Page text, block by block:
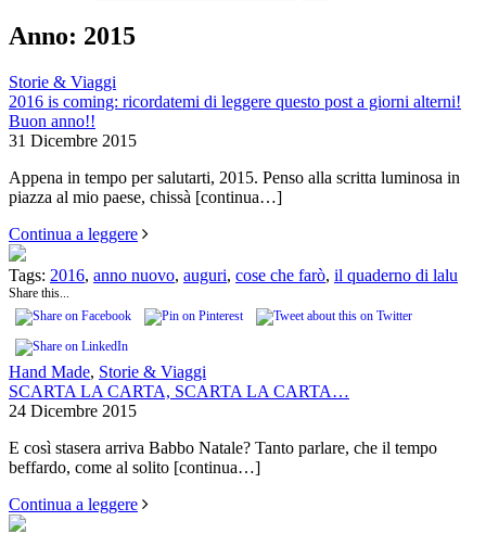
Anno: 2015
Storie & Viaggi
2016 is coming: ricordatemi di leggere questo post a giorni alterni!
Buon anno!!
31 Dicembre 2015
Appena in tempo per salutarti, 2015. Penso alla scritta luminosa in
piazza al mio paese, chissà [continua…]
Continua a leggere
Tags: 2016, anno nuovo, auguri, cose che farò, il quaderno di lalu
Share this...
Hand Made, Storie & Viaggi
SCARTA LA CARTA, SCARTA LA CARTA…
24 Dicembre 2015
E così stasera arriva Babbo Natale? Tanto parlare, che il tempo
beffardo, come al solito [continua…]
Continua a leggere